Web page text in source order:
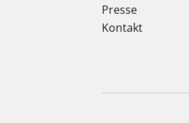
Presse
Kontakt